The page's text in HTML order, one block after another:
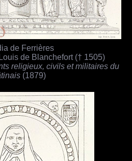
de Ferrières
de Blanchefort († 1505)
religieux, civils et militaires du
(1879)